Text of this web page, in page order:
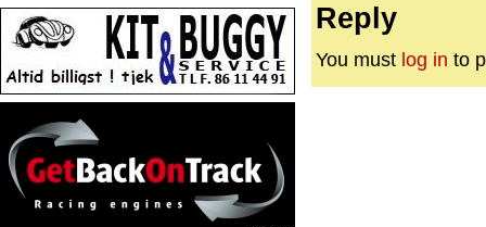
Reply
You must log in to